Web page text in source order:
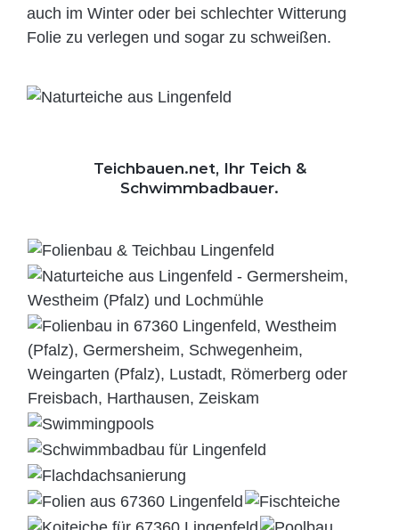
auch im Winter oder bei schlechter Witterung
Folie zu verlegen und sogar zu schweißen.
Teichbauen.net, Ihr Teich &
Schwimmbadbauer.